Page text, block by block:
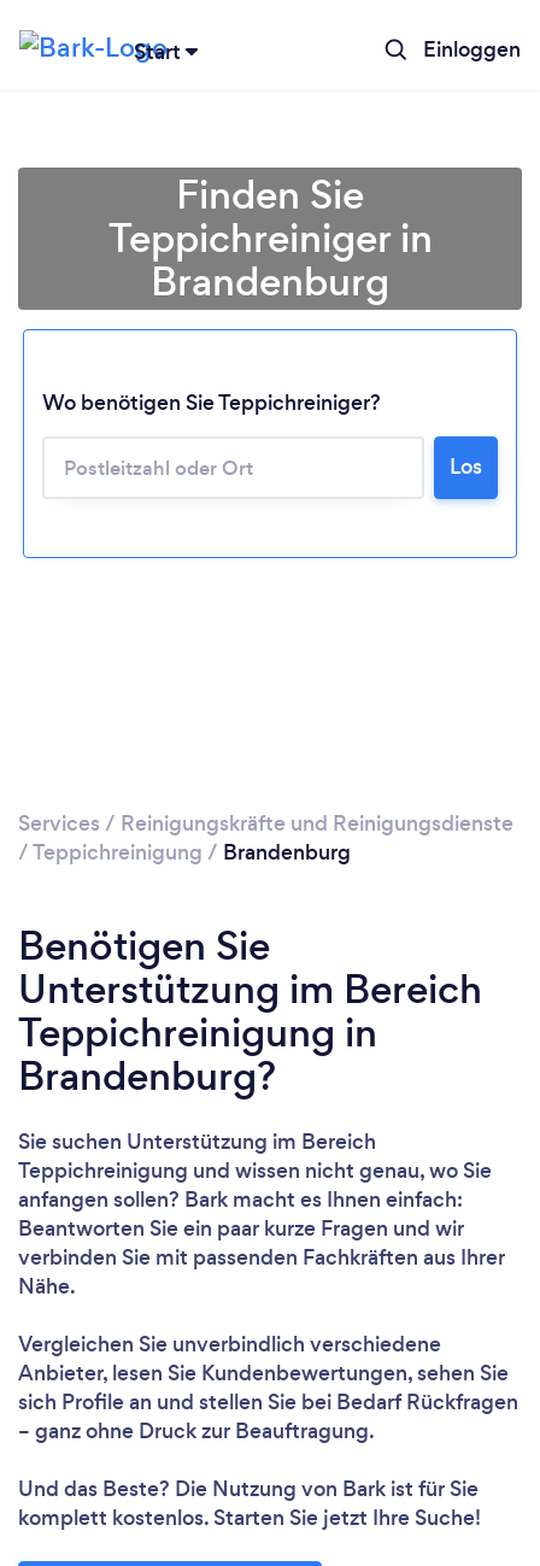
Start Einloggen
Lädt ...
Bitte warten ...
Finden Sie
Teppichreiniger in
Brandenburg
Wo benötigen Sie Teppichreiniger?
Los
Services / Reinigungskräfte und Reinigungsdienste
/Teppichreinigung / Brandenburg
Benötigen Sie
Unterstützung im Bereich
Teppichreinigung in
Brandenburg?
Sie suchen Unterstützung im Bereich
Teppichreinigung und wissen nicht genau, wo Sie
anfangen sollen? Bark macht es Ihnen einfach:
Beantworten Sie ein paar kurze Fragen und wir
verbinden Sie mit passenden Fachkräften aus Ihrer
Nähe.
Vergleichen Sie unverbindlich verschiedene
Anbieter, lesen Sie Kundenbewertungen, sehen Sie
sich Profile an und stellen Sie bei Bedarf Rückfragen
– ganz ohne Druck zur Beauftragung.
Und das Beste? Die Nutzung von Bark ist für Sie
komplett kostenlos. Starten Sie jetzt Ihre Suche!